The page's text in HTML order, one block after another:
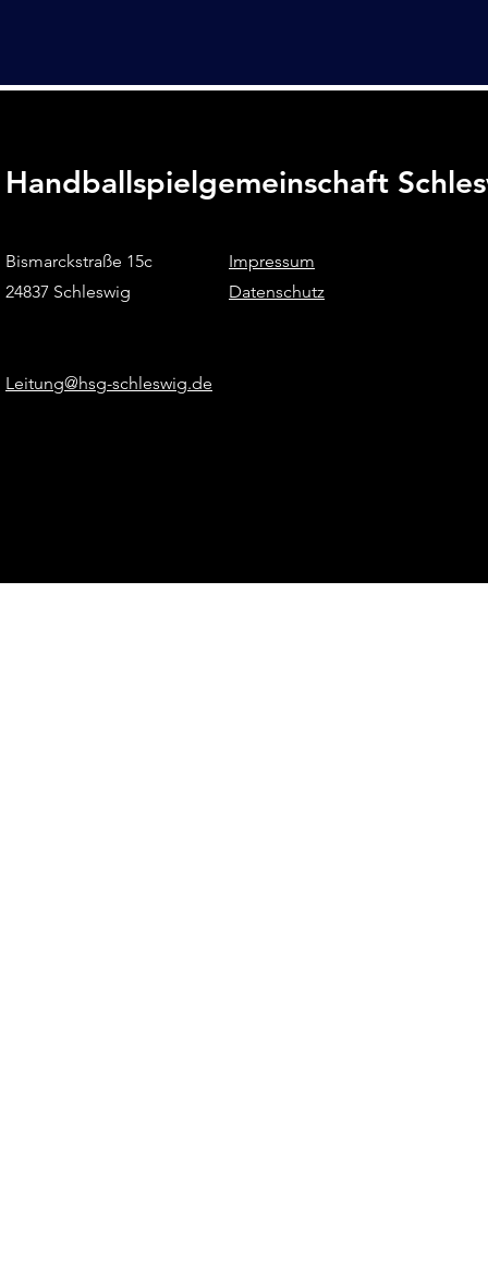
Handballspielgemeinschaft
Bismarckstraße 15c
24837 Schleswig
Leitung@hsg-schleswig.de
Impressum
Datenschutz